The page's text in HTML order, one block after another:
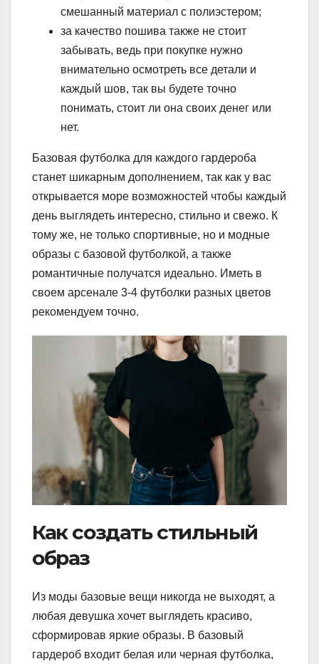
смешанный материал с полиэстером;
за качество пошива также не стоит
забывать, ведь при покупке нужно
внимательно осмотреть все детали и
каждый шов, так вы будете точно
понимать, стоит ли она своих денег или
нет.
Базовая футболка для каждого гардероба
станет шикарным дополнением, так как у вас
открывается море возможностей чтобы каждый
день выглядеть интересно, стильно и свежо. К
тому же, не только спортивные, но и модные
образы с базовой футболкой, а также
романтичные получатся идеально. Иметь в
своем арсенале 3-4 футболки разных цветов
рекомендуем точно.
Как создать стильный
образ
Из моды базовые вещи никогда не выходят, а
любая девушка хочет выглядеть красиво,
сформировав яркие образы. В базовый
гардероб входит белая или черная футболка,